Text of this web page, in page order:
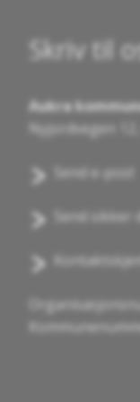
Skriv til
Aukra
Nyjordvegen
Send e-post
Send